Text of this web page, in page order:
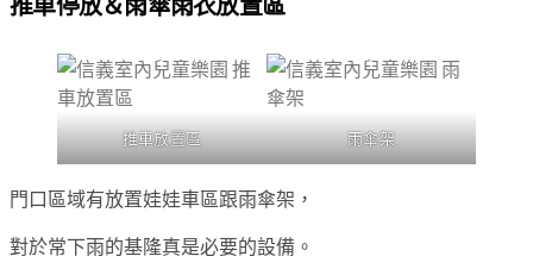
推車停放＆雨傘雨衣放置區
推車放置區 雨傘架
門口區域有放置娃娃車區跟雨傘架，
對於常下雨的基隆真是必要的設備。